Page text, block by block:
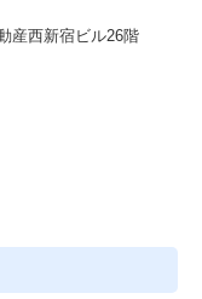
産西新宿ビル26階